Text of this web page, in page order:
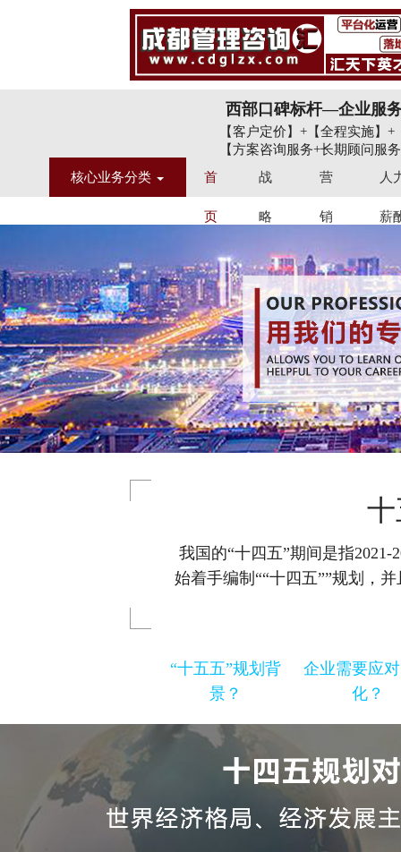
西部口碑标杆—企业服
【客户定价】+【全程实施】
【方案咨询服务+长期顾问服
核心业务分类
首
页
战
略
定
位
营
销
牌
人
薪
股
我国的“十四五”期间是指
始着手编制““十四五””规划，
“十五五”规划背
景？
企业需要应
化？